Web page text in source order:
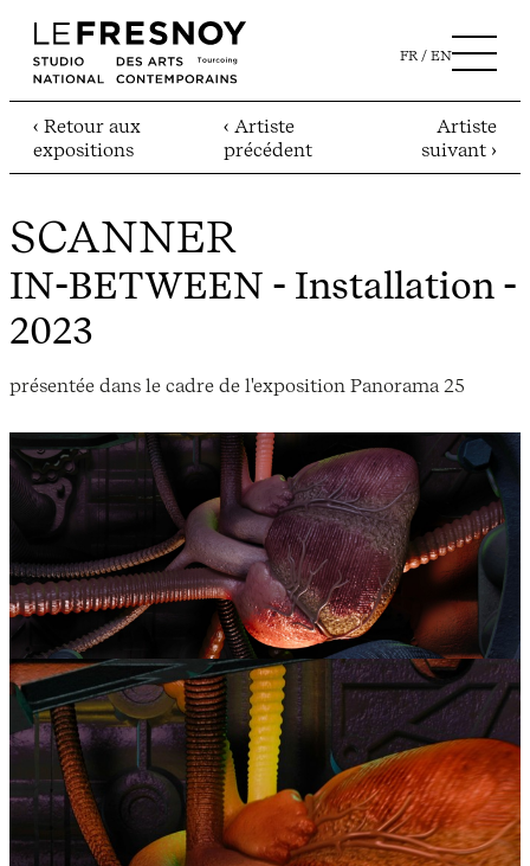
FR EN
‹ Retour aux
expositions
‹ Artiste
précédent
Artiste
suivant ›
SCANNER
IN-BETWEEN - Installation -
2023
présentée dans le cadre de l'exposition Panorama 25